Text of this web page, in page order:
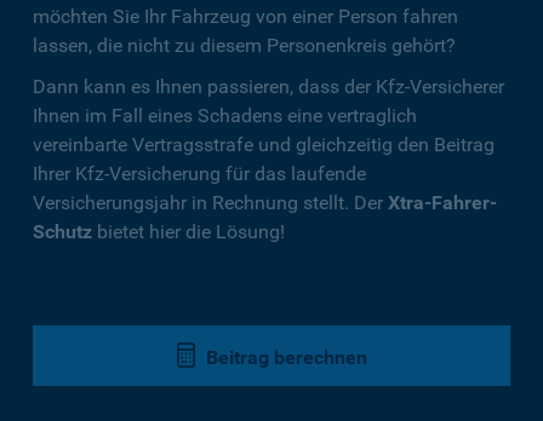
möchten Sie Ihr Fahrzeug von einer Person fahren
lassen, die nicht zu diesem Personenkreis gehört?
Dann kann es Ihnen passieren, dass der Kfz-Versicherer
Ihnen im Fall eines Schadens eine vertraglich
vereinbarte Vertragsstrafe und gleichzeitig den Beitrag
Ihrer Kfz-Versicherung für das laufende
Versicherungsjahr in Rechnung stellt. Der Xtra-Fahrer-
Schutz bietet hier die Lösung!
Beitrag berechnen